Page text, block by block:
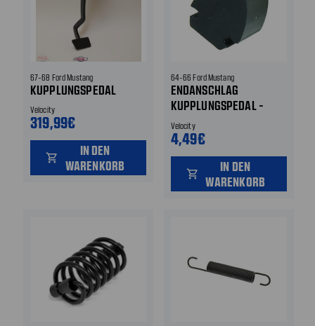
67-68 Ford Mustang
KUPPLUNGSPEDAL
Velocity
319,99€
shopping_cart
IN DEN
WARENKORB
64-66 Ford Mustang
ENDANSCHLAG
KUPPLUNGSPEDAL -
ENDANSCHLAG
BREMSPEDAL
Velocity
4,49€
shopping_cart
IN DEN
WARENKORB